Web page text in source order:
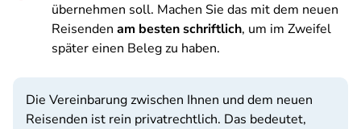
übernehmen soll. Machen Sie das mit dem neuen
Reisenden am besten schriftlich, um im Zweifel
später einen Beleg zu haben.
Die Vereinbarung zwischen Ihnen und dem neuen
Reisenden ist rein privatrechtlich. Das bedeutet,